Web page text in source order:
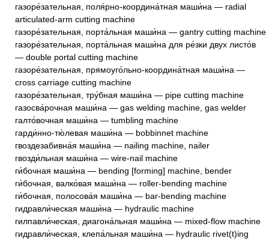
газоре́зательная, поля́рно-координа́тная маши́на — radial
articulated-arm cutting machine
газоре́зательная, порта́льная маши́на — gantry cutting machine
газоре́зательная, порта́льная маши́на для ре́зки двух листо́в
— double portal cutting machine
газоре́зательная, прямоуго́льно-координа́тная маши́на —
cross carriage cutting machine
газоре́зательная, тру́бная маши́на — pipe cutting machine
газосва́рочная маши́на — gas welding machine, gas welder
галто́вочная маши́на — tumbling machine
гарди́нно-тю́левая маши́на — bobbinnet machine
гвоздезабивна́я маши́на — nailing machine, nailer
гвозди́льная маши́на — wire-nail machine
ги́бочная маши́на — bending [forming] machine, bender
ги́бочная, валко́вая маши́на — roller-bending machine
ги́бочная, полосова́я маши́на — bar-bending machine
гидравли́ческая маши́на — hydraulic machine
гилпавли́ческая, диагона́льная маши́на — mixed-flow machine
гидравли́ческая, клепа́льная маши́на — hydraulic rivet(t)ing